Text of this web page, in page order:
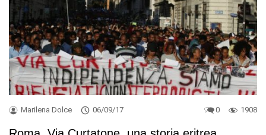
Marilena Dolce 06/09/17 0 1908